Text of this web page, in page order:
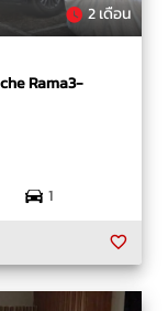
2 เดือน
Rama3-
1